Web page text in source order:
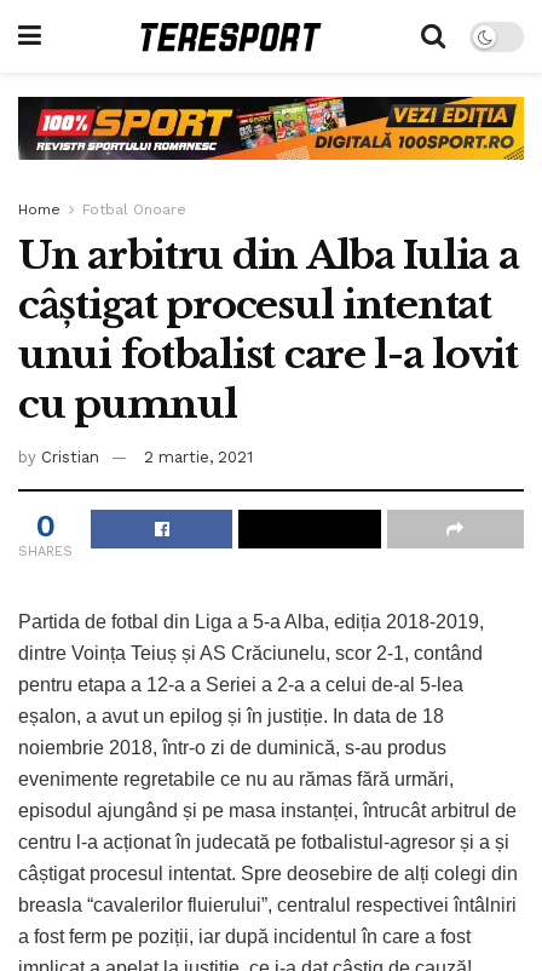
Home Fotbal Onoare
Un arbitru din Alba Iulia a
câștigat procesul intentat
unui fotbalist care l-a lovit
cu pumnul
by Cristian 2 martie, 2021
0
SHARES
Partida de fotbal din Liga a 5-a Alba, ediția 2018-2019,
dintre Voința Teiuș și AS Crăciunelu, scor 2-1, contând
pentru etapa a 12-a a Seriei a 2-a a celui de-al 5-lea
eșalon, a avut un epilog și în justiție. In data de 18
noiembrie 2018, într-o zi de duminică, s-au produs
evenimente regretabile ce nu au rămas fără urmări,
episodul ajungând și pe masa instanței, întrucât arbitrul de
centru l-a acționat în judecată pe fotbalistul-agresor și a și
câștigat procesul intentat. Spre deosebire de alți colegi din
breasla “cavalerilor fluierului”, centralul respectivei întâlniri
a fost ferm pe poziții, iar după incidentul în care a fost